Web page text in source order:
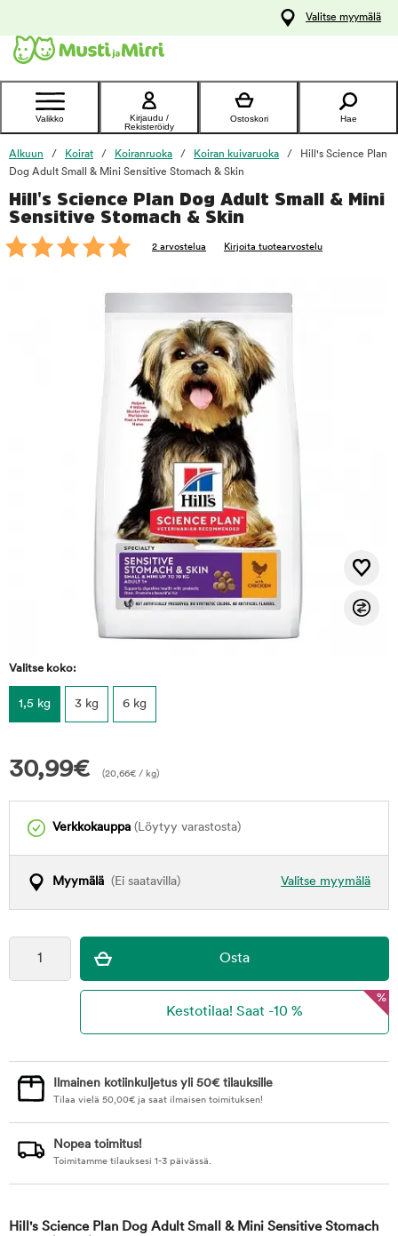
Ota yhteyttä
asiakaspalveluun
Valitse myymälä
Valikko
Kirjaudu /
Rekisteröidy
Ostoskori Hae
Alkuun Koirat Koiranruoka Koiran kuivaruoka
Hill's Science Plan
Dog Adult Small & Mini Sensitive Stomach & Skin
Hill's Science Plan Dog Adult Small & Mini
Sensitive Stomach & Skin
2 arvostelua Kirjoita tuotearvostelu
Valitse koko:
1,5 kg 3 kg 6 kg
30,99€ (20,66€ / kg)
Verkkokauppa (Löytyy varastosta)
Valitse myymälä
Myymälä (Ei saatavilla)
foo
%
Ilmainen kotiinkuljetus yli 50€ tilauksille
Tilaa vielä 50,00€ ja saat ilmaisen toimituksen!
Nopea toimitus!
Toimitamme tilauksesi 1-3 päivässä.
Hill's Science Plan Dog Adult Small & Mini Sensitive Stomach